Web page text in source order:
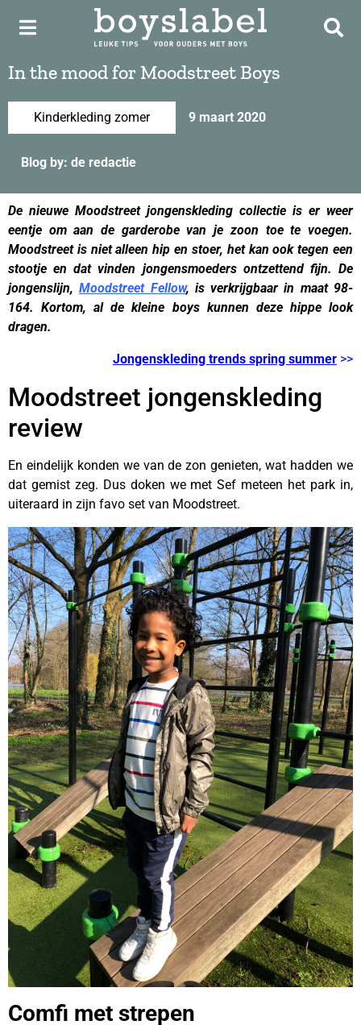
In the mood for Moodstreet Boys
Kinderkleding zomer 9 maart 2020
Blog by: de redactie
De nieuwe Moodstreet jongenskleding collectie is er weer
eentje om aan de garderobe van je zoon toe te voegen.
Moodstreet is niet alleen hip en stoer, het kan ook tegen een
stootje en dat vinden jongensmoeders ontzettend fijn. De
jongenslijn,Moodstreet Fellow, is verkrijgbaar in maat 98-
164. Kortom, al de kleine boys kunnen deze hippe look
dragen.
Jongenskleding trends spring summer >>
Moodstreet jongenskleding
review
En eindelijk konden we van de zon genieten, wat hadden we
dat gemist zeg. Dus doken we met Sef meteen het park in,
uiteraard in zijn favo set van Moodstreet.
Comfi met strepen